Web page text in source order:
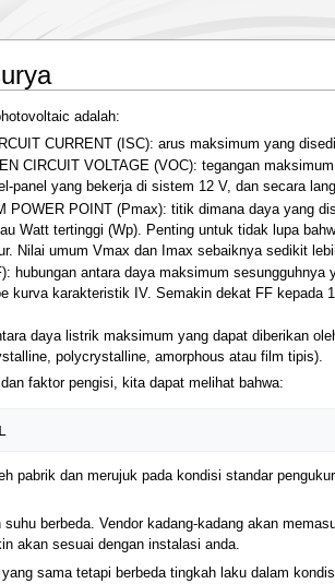
adalah:
CURRENT (ISC): arus maksimum yang
CIRCUIT VOLTAGE (VOC): tegangan
panel yang bekerja di sistem 12 V, dan secara
POWER POINT (Pmax): titik dimana daya yang
Watt tertinggi (Wp). Penting untuk tidak lupa
Nilai umum Vmax dan Imax sebaiknya sedikit
hubungan antara daya maksimum
kurva karakteristik IV. Semakin dekat FF
daya listrik maksimum yang dapat diberikan
polycrystalline, amorphous atau film tipis).
faktor pengisi, kita dapat melihat bahwa:
pabrik dan merujuk pada kondisi standar
berbeda. Vendor kadang-kadang akan
akan sesuai dengan instalasi anda.
sama tetapi berbeda tingkah laku dalam